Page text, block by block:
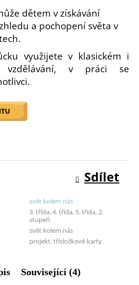
dětem v získávání
a pochopení světa v
využijete v klasickém i
vzdělávání, v práci se
svět kolem nás
3. třída, 4. třída, 5. třída, 2.
stupeň
svět kolem nás
projekt, třísložkové karty
Sdílet
Související (4)
HLEDAT